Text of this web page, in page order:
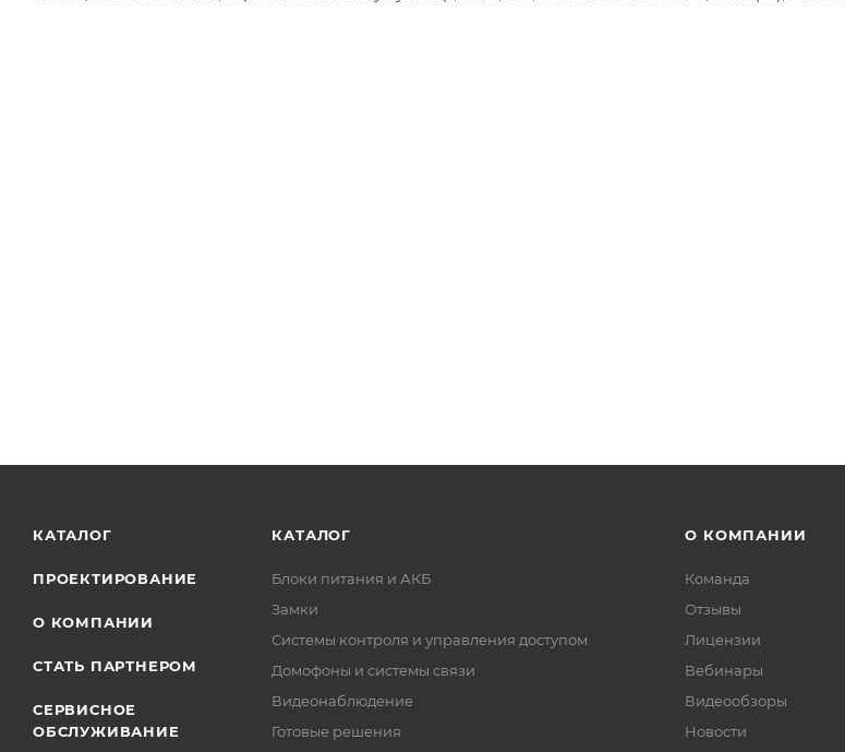
КАТАЛОГ
ПРОЕКТИРОВАНИЕ
О КОМПАНИИ
СТАТЬ ПАРТНЕРОМ
СЕРВИСНОЕ
ОБСЛУЖИВАНИЕ
КАТАЛОГ
Блоки питания и АКБ
Замки
Системы контроля и управления доступом
Домофоны и системы связи
Видеонаблюдение
Готовые решения
О КОМПАНИИ
Команда
Отзывы
Лицензии
Вебинары
Видеообзоры
Новости